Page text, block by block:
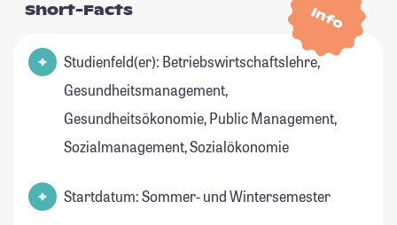
Info
Short-Facts
Studienfeld(er): Betriebswirtschaftslehre,
Gesundheitsmanagement,
Gesundheitsökonomie, Public Management,
Sozialmanagement, Sozialökonomie
Startdatum: Sommer- und Wintersemester